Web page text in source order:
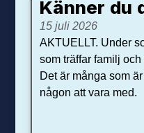
Känner du
15 juli 2026
AKTUELLT. Under
som träffar familj
Det är många som
någon att vara med.